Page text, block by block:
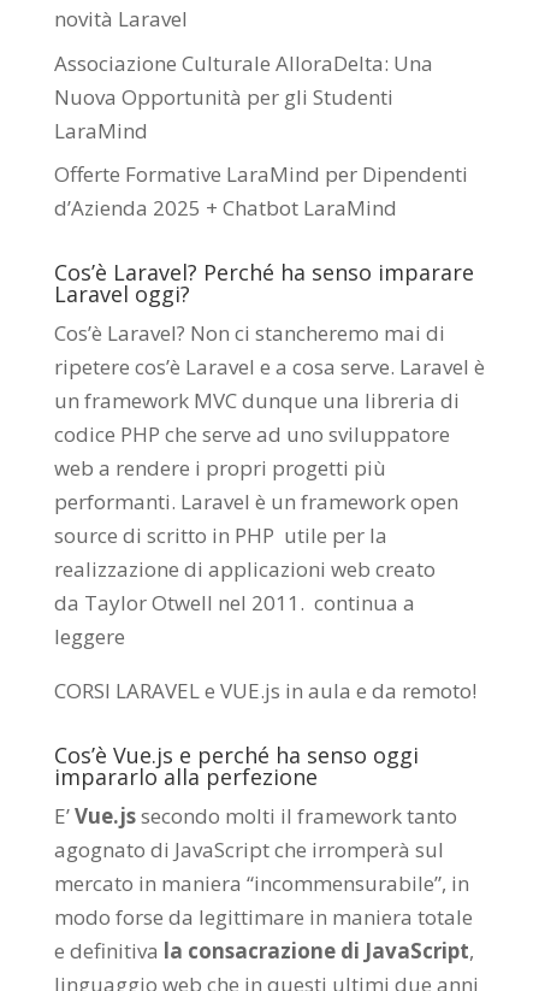
novità Laravel
Associazione Culturale AlloraDelta: Una
Nuova Opportunità per gli Studenti
LaraMind
Offerte Formative LaraMind per Dipendenti
d’Azienda 2025 + Chatbot LaraMind
Cos’è Laravel? Perché ha senso imparare
Laravel oggi?
Cos’è Laravel? Non ci stancheremo mai di
ripetere cos’è Laravel e a cosa serve. Laravel è
un framework MVC dunque una libreria di
codice PHP che serve ad uno sviluppatore
web a rendere i propri progetti più
performanti. Laravel è un framework open
source di scritto in PHP utile per la
realizzazione di applicazioni web creato
da Taylor Otwell nel 2011. continua a
leggere
CORSI LARAVEL e VUE.js in aula e da remoto!
Cos’è Vue.js e perché ha senso oggi
impararlo alla perfezione
E’Vue.jssecondo molti il framework tanto
agognato di JavaScript che irromperà sul
mercato in maniera “incommensurabile”, in
modo forse da legittimare in maniera totale
e definitiva la consacrazione di JavaScript,
linguaggio web che in questi ultimi due anni